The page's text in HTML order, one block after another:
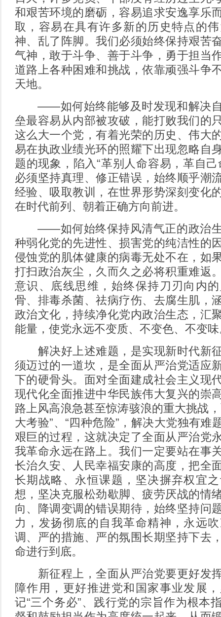
和艰苦环境的磨砺，容易追求安逸享乐
取，容易在具有许多新的历史特点的
神、乱了阵脚。我们必须始终保持艰苦
气神，敢于斗争、善于斗争，勇于担当
道路上各种困难和挑战，依靠顽强斗争
天地。
——如何始终能够及时发现和解决自
垒最容易从内部被攻破，能打败我们的
这么大一个党，有着光荣的历史、伟大
易在执政业绩光环的照耀下出现忽略自
题的现象，陷入“革别人命容易，革自
必须坚持真理、修正错误，始终顺乎潮
经验、吸取教训，在世界形势深刻变化
在时代前列、朝着正确方向前进。
——如何始终保持风清气正的政治生
种弱化党的先进性、损害党的纯洁性的
侵蚀党的肌体健康的病毒无处不在，如
打扫政治灰尘，久而久之必将积重难返
意识、底线思维，始终保持刀刃向内
骨、排毒杀菌、祛病疗伤、去腐生肌，
政治文化，持续净化党内政治生态，汇
能量，使党永远不变质、不变色、不变
解决好上述难题，是实现新时代新
须迈过的一道坎，是全面从严治党适应
下的硬骨头。面对全面建成社会主义现
现代化全面推进中华民族伟大复兴的崇
路上风高浪急甚至惊涛骇浪的重大挑战
大考验”、“四种危险”，解决大党独有难
艰巨的过程，这就决定了全面从严治党
我革命永远在路上。我们一定要站在事
长治久安、人民幸福安康的高度，把全
长期战略、永恒课题，坚决摒弃权宜
想，坚决克服松劲歇脚、疲劳厌战的情
向、降调变调的错误期待，始终坚持问
力，发扬彻底的自我革命精神，永远
调、严的措施、严的氛围长期坚持下去
命进行到底。
新征程上，全面从严治党要更好发
障作用，更好推进党和国家事业发展
记“三个务必”、践行党的宗旨作为根本